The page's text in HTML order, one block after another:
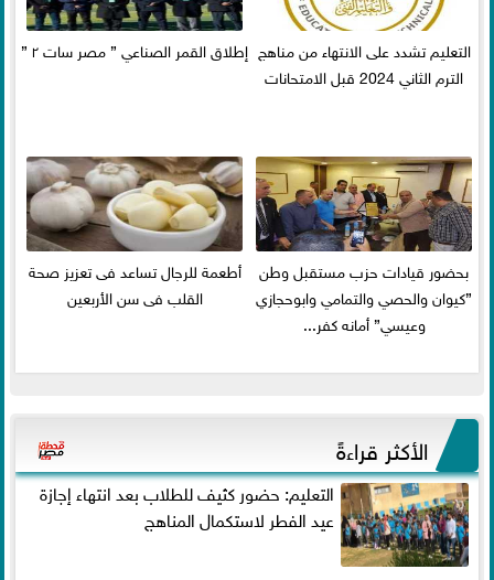
التعليم تشدد على الانتهاء من مناهج
الترم الثاني 2024 قبل الامتحانات
إطلاق القمر الصناعي ” مصر سات ٢ ”
بحضور قيادات حزب مستقبل وطن
”كيوان والحصي والتمامي وابوحجازي
وعيسي” أمانه كفر...
أطعمة للرجال تساعد فى تعزيز صحة
القلب فى سن الأربعين
الأكثر قراءةً
التعليم: حضور كثيف للطلاب بعد انتهاء إجازة
عيد الفطر لاستكمال المناهج